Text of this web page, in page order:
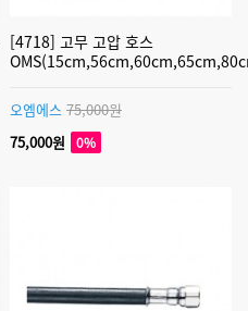
[4718] 고무 고압 호스
오엠에스 75,000원
75,000원
0%